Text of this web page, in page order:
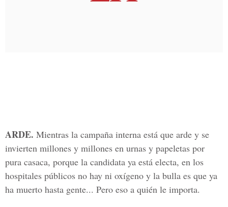
ARDE. Mientras la campaña interna está que arde y se
invierten millones y millones en urnas y papeletas por
pura casaca, porque la candidata ya está electa, en los
hospitales públicos no hay ni oxígeno y la bulla es que ya
ha muerto hasta gente... Pero eso a quién le importa.